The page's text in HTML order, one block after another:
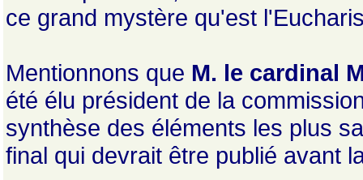
ce grand mystère qu'est
Mentionnons que M. le cardinal
été élu président de la
synthèse des éléments les plus
final qui devrait être publié avant